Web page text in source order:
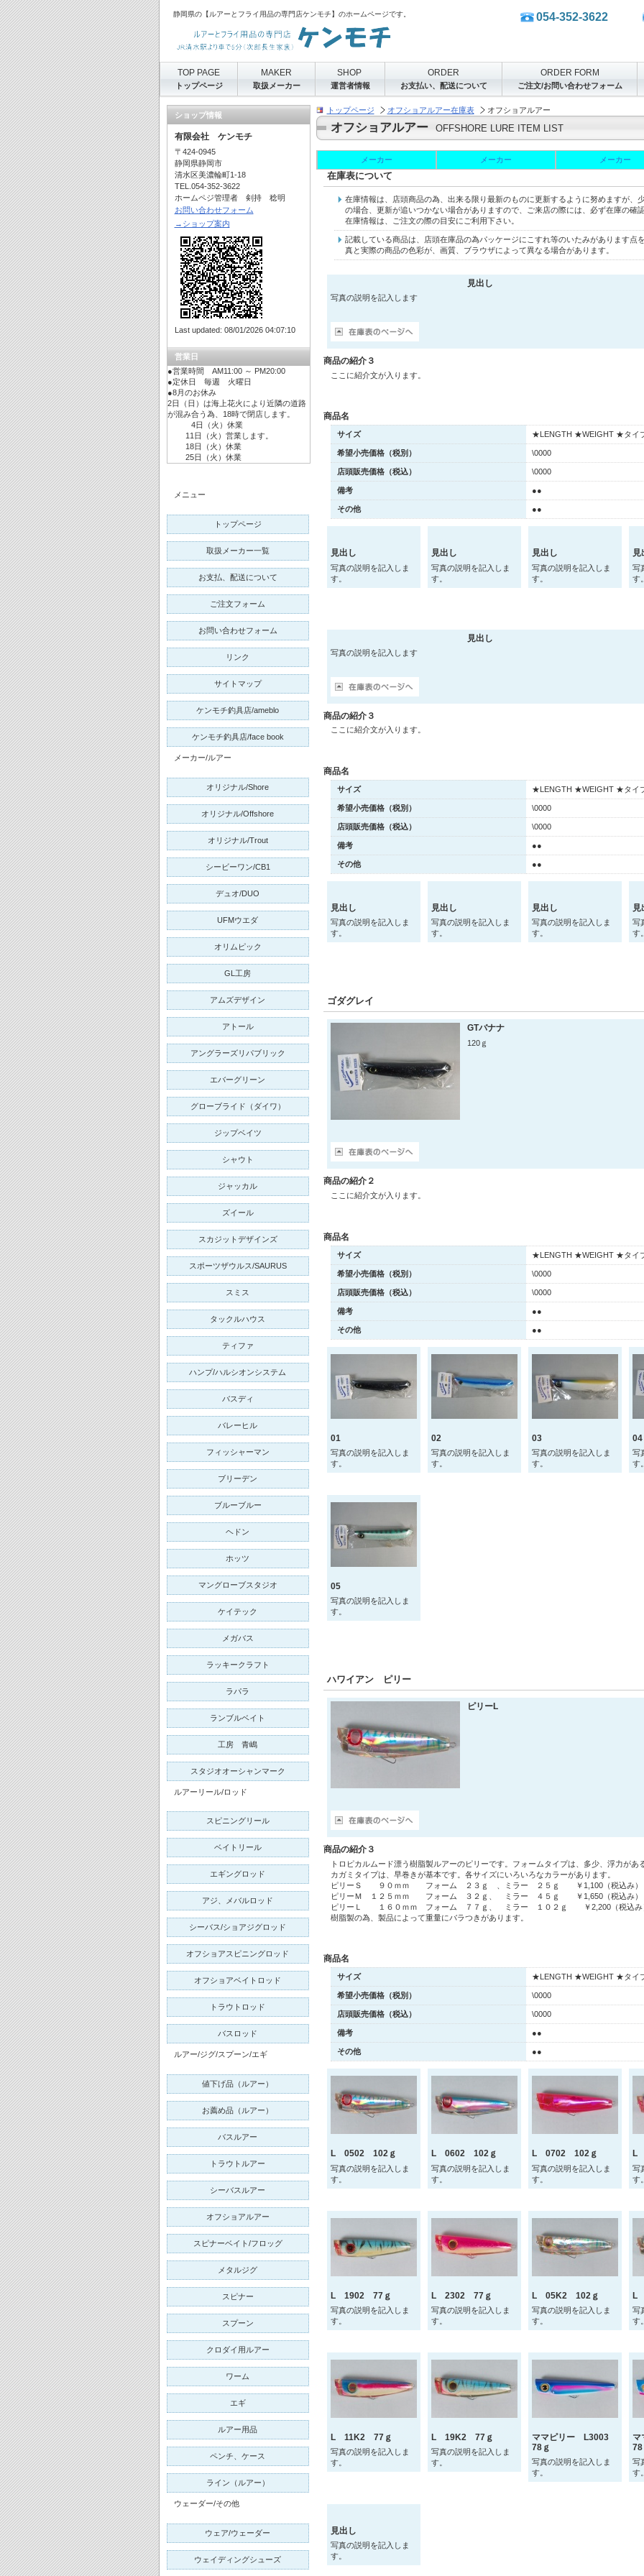
静岡県の【ルアーとフライ用品の専門店ケンモチ】のホームページです。 054-352-3622
トップページ オフショアルアー在庫表 オフショアルアー
オフショアルアー OFFSHORE LURE ITEM LIST
メーカー メーカー メーカー
在庫表について
在庫情報は、店頭商品の為、出来る限り最新のものに更新するように努めますが、
の場合、更新が追いつかない場合がありますので、ご来店の際には、必ず在庫の確
在庫情報は、ご注文の際の目安にご利用下さい。
記載している商品は、店頭在庫品の為パッケージにこすれ等のいたみがあります点
真と実際の商品の色彩が、画質、ブラウザによって異なる場合があります。
見出し
写真の説明を記入します
商品の紹介３
ここに紹介文が入ります。
商品名
サイズ ★LENGTH ★WEIGHT ★タイ
希望小売価格（税別） \0000
店頭販売価格（税込） \0000
備考 ●●
その他 ●●
見出し
写真の説明を記入しま
す。
見出し
写真の説明を記入しま
す。
見出し
写真の説明を記入しま
す。
見
写
す
見出し
写真の説明を記入します
商品の紹介３
ここに紹介文が入ります。
商品名
サイズ ★LENGTH ★WEIGHT ★タイ
希望小売価格（税別） \0000
店頭販売価格（税込） \0000
備考 ●●
その他 ●●
見出し
写真の説明を記入しま
す。
見出し
写真の説明を記入しま
す。
見出し
写真の説明を記入しま
す。
見
写
す
ゴダグレイ
GTバナナ
120ｇ
商品の紹介２
ここに紹介文が入ります。
商品名
サイズ ★LENGTH ★WEIGHT ★タイ
希望小売価格（税別） \0000
店頭販売価格（税込） \0000
備考 ●●
その他 ●●
01
写真の説明を記入しま
す。
02
写真の説明を記入しま
す。
03
写真の説明を記入しま
す。
04
写
す
05
写真の説明を記入しま
す。
ハワイアン ピリー
ピリーL
商品の紹介３
トロピカルムード漂う樹脂製ルアーのピリーです。フォームタイプは、多少、浮力があ
カガミタイプは、早巻きが基本です。各サイズにいろいろなカラーがあります。
ピリーＳ ９０ｍｍ フォーム ２３ｇ 、ミラー ２５ｇ ￥1,100（税込み）
ピリーＭ １２５ｍｍ フォーム ３２ｇ、 ミラー ４５ｇ ￥1,650（税込み）
ピリーＬ １６０ｍｍ フォーム ７７ｇ、 ミラー １０２ｇ ￥2,200（税込み
樹脂製の為、製品によって重量にバラつきがあります。
商品名
サイズ ★LENGTH ★WEIGHT ★タイ
希望小売価格（税別） \0000
店頭販売価格（税込） \0000
備考 ●●
その他 ●●
L 0502 102ｇ
写真の説明を記入しま
す。
L 0602 102ｇ
写真の説明を記入しま
す。
L 0702 102ｇ
写真の説明を記入しま
す。
L
写
す
L 1902 77ｇ
写真の説明を記入しま
す。
L 2302 77ｇ
写真の説明を記入しま
す。
L 05K2 102ｇ
写真の説明を記入しま
す。
L
写
す
L 11K2 77ｇ
写真の説明を記入しま
す。
L 19K2 77ｇ
写真の説明を記入しま
す。
ママピリー L3003
78ｇ
写真の説明を記入しま
す。
78
写
す
見出し
写真の説明を記入しま
す。
TOP PAGE
トップページ
MAKER
取扱メーカー
SHOP
運営者情報
ORDER
お支払い、配送について
ORDER FORM
ご注文/お問い合わせフォーム
ショップ情報
有限会社 ケンモチ
〒424-0945
静岡県静岡市
清水区美濃輪町1-18
TEL.054-352-3622
ホームペジ管理者 剣持 稔明
お問い合わせフォーム
→ショップ案内
Last updated: 08/01/2026 04:07:10
営業日
●営業時間 AM11:00 ～ PM20:00
●定休日 毎週 火曜日
●8月のお休み
2日（日）は海上花火により近隣の道路
が混み合う為、18時で閉店します。
4日（火）休業
11日（火）営業します。
18日（火）休業
25日（火）休業
メニュー
トップページ
取扱メーカー一覧
お支払、配送について
ご注文フォーム
お問い合わせフォーム
リンク
サイトマップ
ケンモチ釣具店/ameblo
ケンモチ釣具店/face book
メーカー/ルアー
オリジナル/Shore
オリジナル/Offshore
オリジナル/Trout
シービーワン/CB1
デュオ/DUO
UFMウエダ
オリムピック
GL工房
アムズデザイン
アトール
アングラーズリパブリック
エバーグリーン
グローブライド（ダイワ）
ジップベイツ
シャウト
ジャッカル
ズイール
スカジットデザインズ
スポーツザウルス/SAURUS
スミス
タックルハウス
ティファ
ハンプ/ハルシオンシステム
バスディ
バレーヒル
フィッシャーマン
ブリーデン
ブルーブルー
ヘドン
ホッツ
マングローブスタジオ
ケイテック
メガバス
ラッキークラフト
ラパラ
ランブルベイト
工房 青嶋
スタジオオーシャンマーク
ルアーリール/ロッド
スピニングリール
ベイトリール
エギングロッド
アジ、メバルロッド
シーバス/ショアジグロッド
オフショアスピニングロッド
オフショアベイトロッド
トラウトロッド
バスロッド
ルアー/ジグ/スプーン/エギ
値下げ品（ルアー）
お薦め品（ルアー）
バスルアー
トラウトルアー
シーバスルアー
オフショアルアー
スピナーベイト/フロッグ
メタルジグ
スピナー
スプーン
クロダイ用ルアー
ワーム
エギ
ルアー用品
ペンチ、ケース
ライン（ルアー）
ウェーダー/その他
ウェア/ウェーダー
ウェイディングシューズ